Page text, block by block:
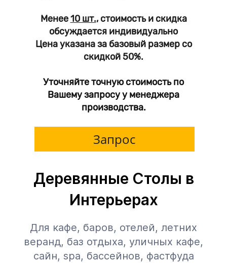
Менее10 шт., стоимость и скидка
обсуждается индивидуально
Цена указана за базовый размер со
скидкой 50%.
Уточняйте точную стоимость по
Вашему запросу у менеджера
производства.
Запрос
Деревянные Столы в
Интерьерах
Для кафе, баров, отелей, летних
веранд, баз отдыха, уличных кафе,
сайн, spa, бассейнов, фастфуда